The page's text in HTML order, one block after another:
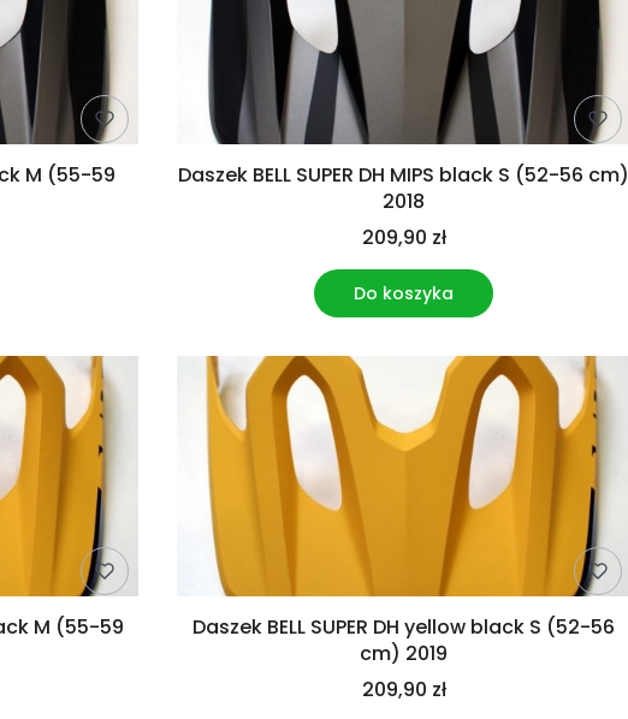
M (55-59
Daszek BELL SUPER DH MIPS black S (52-56 cm)
2018
209,90 zł
Do koszyka
M (55-59
Daszek BELL SUPER DH yellow black S (52-56
cm) 2019
209,90 zł